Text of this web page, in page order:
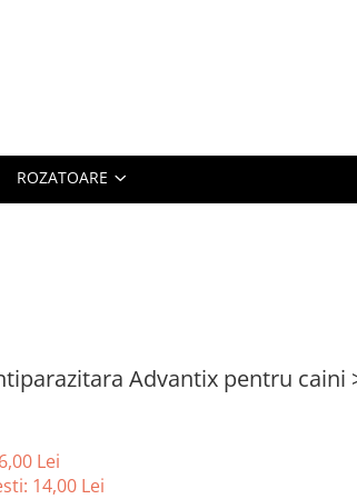
ROZATOARE
Advantix pentru caini
Lei
14,00 Lei